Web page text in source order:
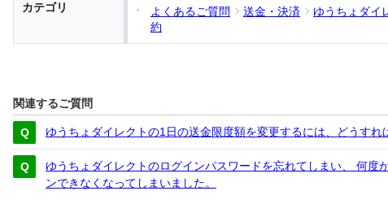
カテゴリ
よくあるご質問
送金・決済 ゆうちょダイ
約
関連するご質問
ゆうちょダイレクトの1日の送金限度額を変更するには、どうすれ
ゆうちょダイレクトのログインパスワードを忘れてしまい、 何度
ンできなくなってしまいました。